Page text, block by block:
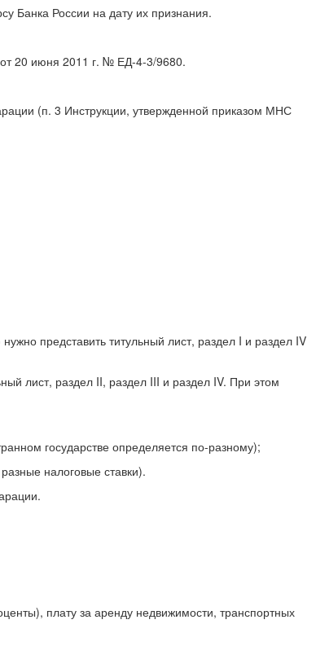
Банка России на дату их признания.
20 июня 2011 г. № ЕД-4-3/9680.
(п. 3 Инструкции, утвержденной приказом МНС
представить титульный лист, раздел I и раздел IV
лист, раздел II, раздел III и раздел IV. При этом
государстве определяется по-разному);
налоговые ставки).
плату за аренду недвижимости, транспортных